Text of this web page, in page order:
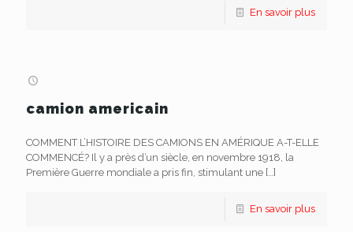
En savoir plus
camion americain
COMMENT L’HISTOIRE DES CAMIONS EN AMÉRIQUE A-T-ELLE
COMMENCÉ? Il y a près d’un siècle, en novembre 1918, la
Première Guerre mondiale a pris fin, stimulant une […]
En savoir plus